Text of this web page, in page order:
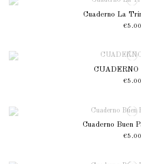
Cuaderno La
€5.00
CUADERNO
€5.00
Cuaderno Buen
€5.00